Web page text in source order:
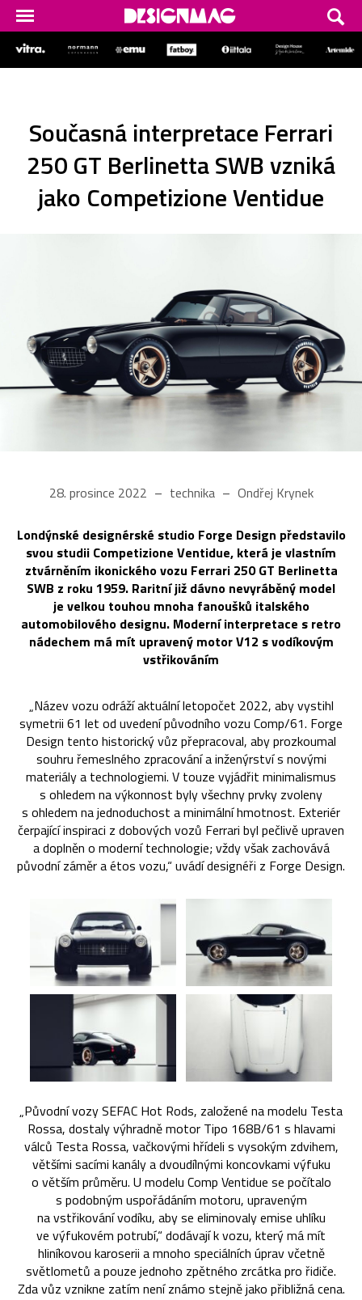
Současná interpretace Ferrari
250 GT Berlinetta SWB vzniká
jako Competizione Ventidue
28. prosince 2022 technika Ondřej Krynek
Londýnské designérské studio Forge Design představilo
svou studii Competizione Ventidue, která je vlastním
ztvárněním ikonického vozu Ferrari 250 GT Berlinetta
SWB z roku 1959. Raritní již dávno nevyráběný model
je velkou touhou mnoha fanoušků italského
automobilového designu. Moderní interpretace s retro
nádechem má mít upravený motor V12 s vodíkovým
vstřikováním
„Název vozu odráží aktuální letopočet 2022, aby vystihl
symetrii 61 let od uvedení původního vozu Comp/61. Forge
Design tento historický vůz přepracoval, aby prozkoumal
souhru řemeslného zpracování a inženýrství s novými
materiály a technologiemi. V touze vyjádřit minimalismus
s ohledem na výkonnost byly všechny prvky zvoleny
s ohledem na jednoduchost a minimální hmotnost. Exteriér
čerpající inspiraci z dobových vozů Ferrari byl pečlivě upraven
a doplněn o moderní technologie; vždy však zachovává
původní záměr a étos vozu,“ uvádí designéři z Forge Design.
„Původní vozy SEFAC Hot Rods, založené na modelu Testa
Rossa, dostaly výhradně motor Tipo 168B/61 s hlavami
válců Testa Rossa, vačkovými hřídeli s vysokým zdvihem,
většími sacími kanály a dvoudílnými koncovkami výfuku
o větším průměru. U modelu Comp Ventidue se počítalo
s podobným uspořádáním motoru, upraveným
na vstřikování vodíku, aby se eliminovaly emise uhlíku
ve výfukovém potrubí,“ dodávají k vozu, který má mít
hliníkovou karoserii a mnoho speciálních úprav včetně
světlometů a pouze jednoho zpětného zrcátka pro řidiče.
Zda vůz vznikne zatím není známo stejně jako přibližná cena.